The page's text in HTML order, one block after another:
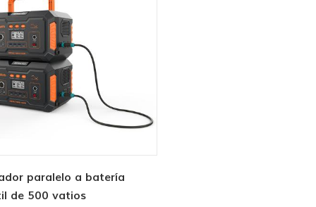
paralelo a batería
de 500 vatios